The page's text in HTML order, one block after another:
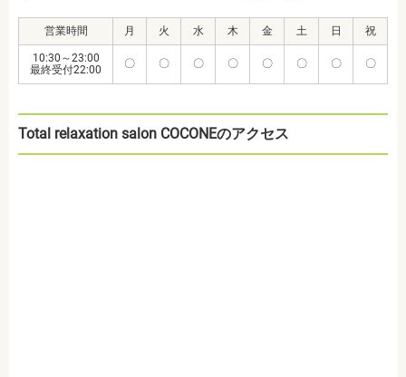
営業時間 月 火 水 木 金 土 日 祝
10:30～23:00
最終受付22:00
〇 〇 〇 〇 〇 〇 〇 〇
Total relaxation salon COCONEのアクセス